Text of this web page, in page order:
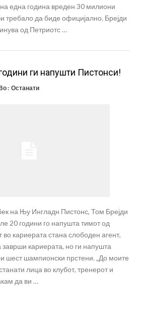
една година вреден 30 милиони
требало да биде официјално. Брејди
од Петриотс …
ги напушти Пистонси!
: Останати
на Њу Ингладн Пистонс, Том Брејди
20 години го напушта тимот од
во кариерата стана слободен агент,
заврши кариерата, но ги напушта
шест шампионски прстени. „До моите
лица во клубот, тренерот и
да ви …